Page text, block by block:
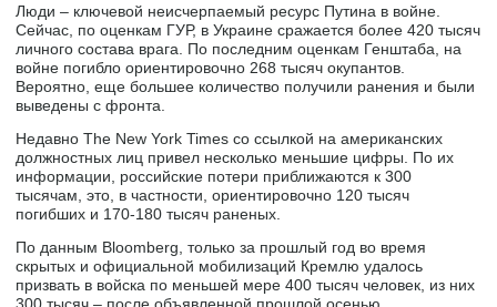
Люди – ключевой неисчерпаемый ресурс Путина в войне.
Сейчас, по оценкам ГУР, в Украине сражается более 420 тысяч
личного состава врага. По последним оценкам Генштаба, на
войне погибло ориентировочно 268 тысяч окупантов.
Вероятно, еще большее количество получили ранения и были
выведены с фронта.
Недавно The New York Times со ссылкой на американских
должностных лиц привел несколько меньшие цифры. По их
информации, российские потери приближаются к 300
тысячам, это, в частности, ориентировочно 120 тысяч
погибших и 170-180 тысяч раненых.
По данным Bloomberg, только за прошлый год во время
скрытых и официальной мобилизаций Кремлю удалось
призвать в войска по меньшей мере 400 тысяч человек, из них
300 тысяч – после объявленной прошлой осенью